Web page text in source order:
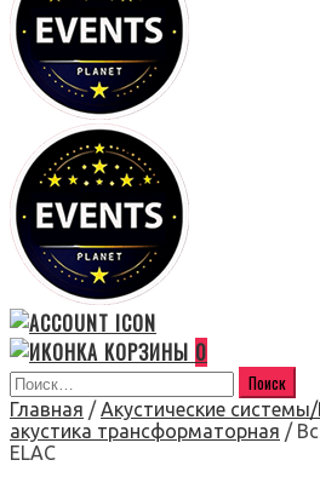
0
Главная / Акустические
акустика трансформаторная /
ELAC